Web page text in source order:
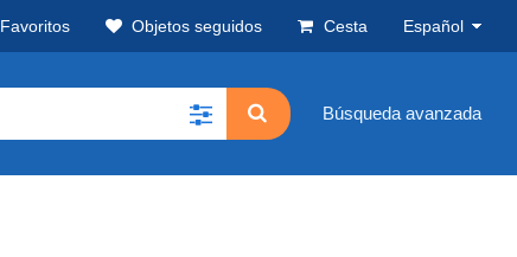
Favoritos Objetos seguidos Cesta Español
Búsqueda avanzada